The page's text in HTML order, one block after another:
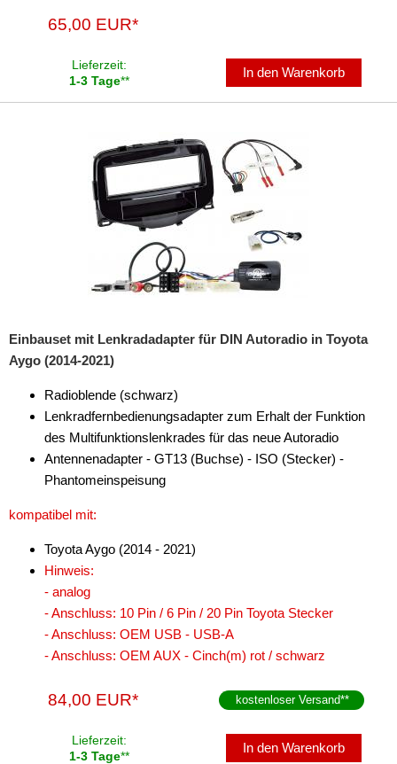
65,00 EUR*
Lieferzeit:
1-3 Tage**
In den Warenkorb
Einbauset mit Lenkradadapter für DIN Autoradio in Toyota
Aygo (2014-2021)
Radioblende (schwarz)
Lenkradfernbedienungsadapter zum Erhalt der Funktion
des Multifunktionslenkrades für das neue Autoradio
Antennenadapter - GT13 (Buchse) - ISO (Stecker) -
Phantomeinspeisung
kompatibel mit:
Toyota Aygo (2014 - 2021)
Hinweis:
- analog
- Anschluss: 10 Pin / 6 Pin / 20 Pin Toyota Stecker
- Anschluss: OEM USB - USB-A
- Anschluss: OEM AUX - Cinch(m) rot / schwarz
84,00 EUR* kostenloser Versand**
Lieferzeit:
1-3 Tage**
In den Warenkorb